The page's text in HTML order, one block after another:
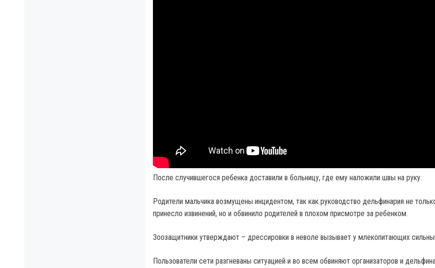
После случившегося ребенка доставили в больницу, где ему наложили швы на руку.
Родители мальчика возмущены инцидентом, так как руководство дельфинария не
принесло извинений, но и обвинило родителей в плохом присмотре за ребенком.
Зоозащитники утверждают – дрессировки в неволе вызывает у млекопитающих
Пользователи сети разгневаны ситуацией и во всем обвиняют организаторов и